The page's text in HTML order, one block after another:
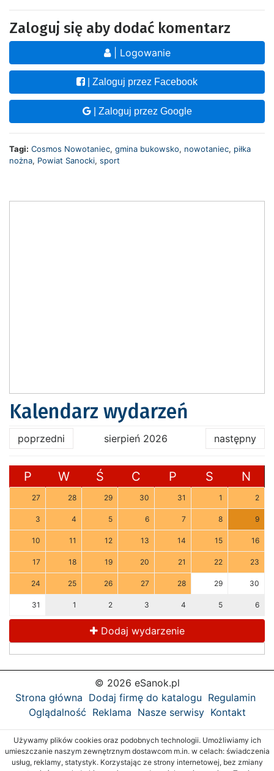
Zaloguj się aby dodać komentarz
| Logowanie
| Zaloguj przez Facebook
| Zaloguj przez Google
Tagi: Cosmos Nowotaniec, gmina bukowsko, nowotaniec, piłka
nożna, Powiat Sanocki, sport
Kalendarz wydarzeń
poprzedni sierpień 2026 następny
P W Ś C P S N
27 28 29 30 31 1 2
3 4 5 6 7 8 9
10 11 12 13 14 15 16
17 18 19 20 21 22 23
24 25 26 27 28 29 30
31 1 2 3 4 5 6
Dodaj wydarzenie
© 2026 eSanok.pl
Strona główna Dodaj firmę do katalogu Regulamin
Oglądalność Reklama Nasze serwisy Kontakt
Używamy plików cookies oraz podobnych technologii. Umożliwiamy ich
umieszczanie naszym zewnętrznym dostawcom m.in. w celach: świadczenia
usług, reklamy, statystyk. Korzystając ze strony internetowej, bez zmiany